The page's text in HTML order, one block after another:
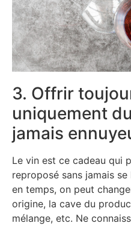
3. Offrir
uniquement
jamais
Le vin est ce cadeau qui
reproposé sans jamais
en temps, on peut
origine, la cave du
mélange, etc. Ne